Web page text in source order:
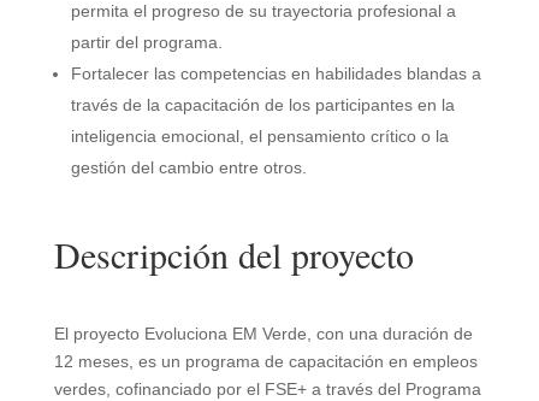
permita el progreso de su trayectoria profesional a
partir del programa.
Fortalecer las competencias en habilidades blandas a
través de la capacitación de los participantes en la
inteligencia emocional, el pensamiento crítico o la
gestión del cambio entre otros.
Descripción del proyecto
El proyecto Evoluciona EM Verde, con una duración de
12 meses, es un programa de capacitación en empleos
verdes, cofinanciado por el FSE+ a través del Programa